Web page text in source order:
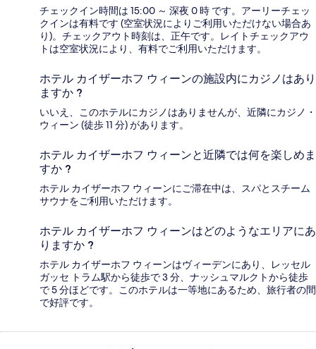
チェックイン時間は 15:00 ～ 深夜 0 時 です。アーリーチェッ
クインは有料です (空室状況によりご利用いただけない場合あ
り)。チェックアウト時刻は、正午です。レイトチェックアウ
トは空室状況により、有料でご利用いただけます。
ホテル カイザーホフ ウィーンの施設内にカジノはあり
ますか ?
いいえ、このホテルにカジノはありませんが、近隣にカジノ・
ウィーン (徒歩 11 分) があります。
ホテル カイザーホフ ウィーンと近隣では何を楽しめま
すか ?
ホテル カイザーホフ ウィーンにご滞在中は、スパとスチーム
サウナをご利用いただけます。
ホテル カイザーホフ ウィーンはどのようなエリアにあ
りますか ?
ホテル カイザーホフ ウィーンはヴィーデンにあり、レッセル
ガッセ トラム駅から徒歩で 3 分、ナッシュマルクトから徒歩
で 5 分ほどです。このホテルは一等地にあるため、旅行者の間
で好評です。